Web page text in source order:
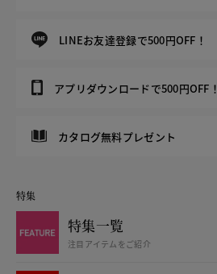
LINEお友達登録で500円OFF！
アプリダウンロードで500円OFF！
カタログ無料プレゼント
特集
特集一覧
注目アイテムをご紹介